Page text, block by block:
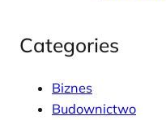
Categories
Biznes
Budownictwo